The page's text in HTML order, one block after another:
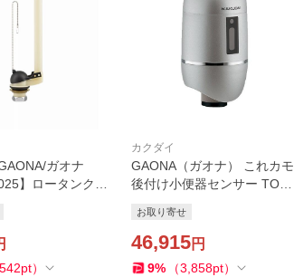
ガオナ
】ロータンク排
リ これエエやん
542pt）
カクダイ
GAONA（ガオナ） これカモ
後付け小便器センサー TOTO
節水) GA-NE017 1個
お取り寄せ
46,915円
9% （3,858pt）